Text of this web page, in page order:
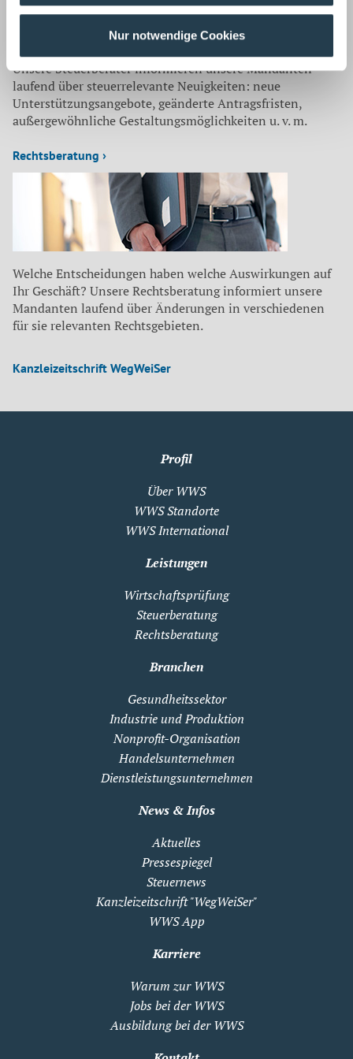
Nur notwendige Cookies
Unsere Steuerberater informieren unsere Mandanten
laufend über steuerrelevante Neuigkeiten: neue
Unterstützungsangebote, geänderte Antragsfristen,
außergewöhnliche Gestaltungsmöglichkeiten u. v. m.
Rechtsberatung ›
Welche Entscheidungen haben welche Auswirkungen auf
Ihr Geschäft? Unsere Rechtsberatung informiert unsere
Mandanten laufend über Änderungen in verschiedenen
für sie relevanten Rechtsgebieten.
Kanzleizeitschrift WegWeiSer
Profil
Über WWS
WWS Standorte
WWS International
Leistungen
Wirtschaftsprüfung
Steuerberatung
Rechtsberatung
Branchen
Gesundheitssektor
Industrie und Produktion
Nonprofit-Organisation
Handelsunternehmen
Dienstleistungsunternehmen
News & Infos
Aktuelles
Pressespiegel
Steuernews
Kanzleizeitschrift "WegWeiSer"
WWS App
Karriere
Warum zur WWS
Jobs bei der WWS
Ausbildung bei der WWS